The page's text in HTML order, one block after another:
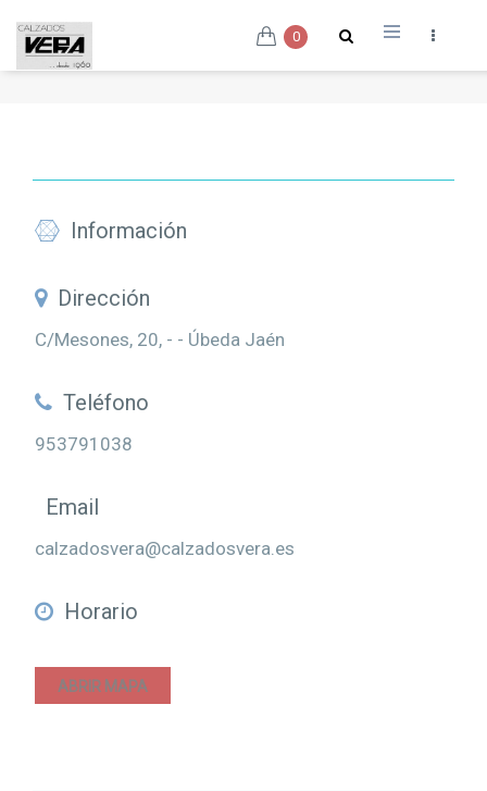
0
Información
Dirección
C/Mesones, 20, - - Úbeda Jaén
Teléfono
953791038
Email
calzadosvera@calzadosvera.es
Horario
ABRIR MAPA